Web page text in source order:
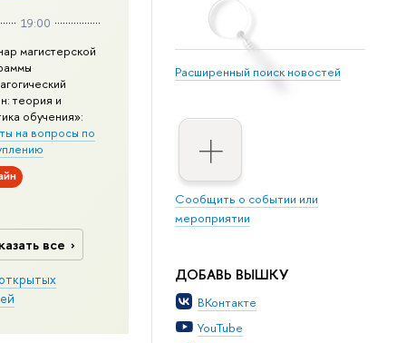
Расширенный поиск новостей
Сообщить о событии или
мероприятии
ДОБАВЬ ВЫШКУ
ВКонтакте
YouTube
19:00
магистерской
теория и
обучения»:
на вопросы по
все